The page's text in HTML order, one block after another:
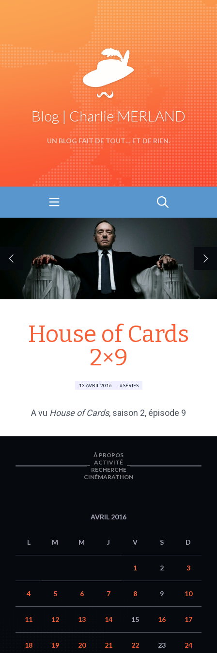
Blog | Charlie MERLAND
UN BLOG FAIT DE TOUT… ET DE RIEN.
House of Cards
2×9
13 AVRIL 2016 SÉRIES
A vu House of Cards, saison 2, épisode 9
À PROPOS
ACTIVITÉ
RECHERCHE
CINÉMARATHON
AVRIL 2016
L M M J V S D
1 2 3
4 5 6 7 8 9 10
11 12 13 14 15 16 17
18 19 20 21 22 23 24